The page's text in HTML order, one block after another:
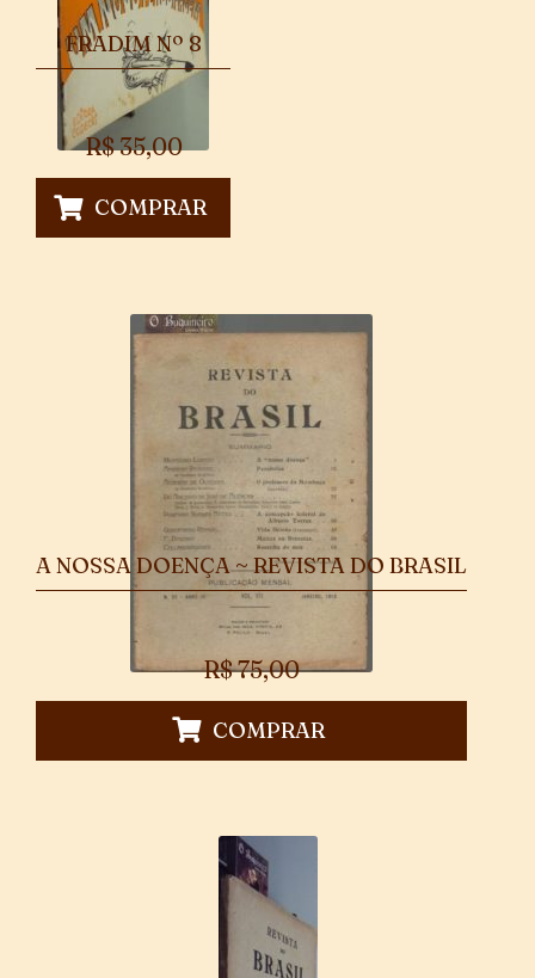
FRADIM Nº 8
R$35,00
COMPRAR
A NOSSA DOENÇA ~ REVISTA DO BRASIL
R$75,00
COMPRAR